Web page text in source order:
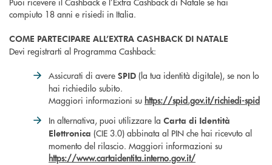
compiuto 18 anni e risiedi in Italia.
COME PARTECIPARE ALL’EXTRA CASHBACK DI NATALE
Devi registrarti al Programma Cashback:
Assicurati di avere SPID (la tua identità digitale), se non lo
hai richiedilo subito.
Maggiori informazioni su https://spid.gov.it/richiedi-spid
In alternativa, puoi utilizzare la Carta di Identità
Elettronica (CIE 3.0) abbinata al PIN che hai ricevuto al
momento del rilascio. Maggiori informazioni su
https://www.cartaidentita.interno.gov.it/